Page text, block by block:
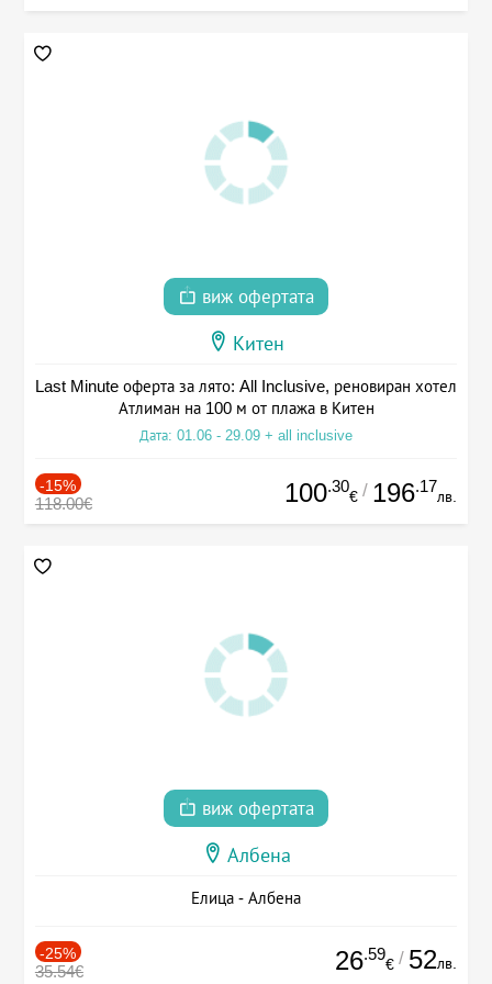
виж офертата
Китен
Last Minute оферта за лято: All Inclusive, реновиран хотел
Атлиман на 100 м от плажа в Китен
Дата: 01.06 - 29.09 + all inclusive
-15%
118.00€ 100.30
€ / 196.17
лв.
виж офертата
Албена
Елица - Албена
-25%
35.54€ 26.59
€ / 52лв.